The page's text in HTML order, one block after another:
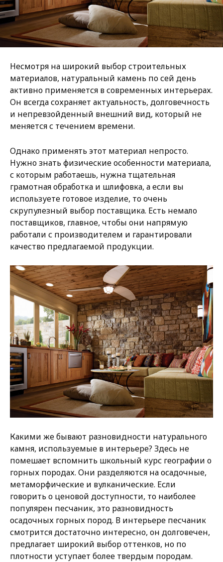
Несмотря на широкий выбор строительных
материалов, натуральный камень по сей день
активно применяется в современных интерьерах.
Он всегда сохраняет актуальность, долговечность
и непревзойденный внешний вид, который не
меняется с течением времени.
Однако применять этот материал непросто.
Нужно знать физические особенности материала,
с которым работаешь, нужна тщательная
грамотная обработка и шлифовка, а если вы
используете готовое изделие, то очень
скрупулезный выбор поставщика. Есть немало
поставщиков, главное, чтобы они напрямую
работали с производителем и гарантировали
качество предлагаемой продукции.
Какими же бывают разновидности натурального
камня, используемые в интерьере? Здесь не
помешает вспомнить школьный курс географии о
горных породах. Они разделяются на осадочные,
метаморфические и вулканические. Если
говорить о ценовой доступности, то наиболее
популярен песчаник, это разновидность
осадочных горных пород. В интерьере песчаник
смотрится достаточно интересно, он долговечен,
предлагает широкий выбор оттенков, но по
плотности уступает более твердым породам.